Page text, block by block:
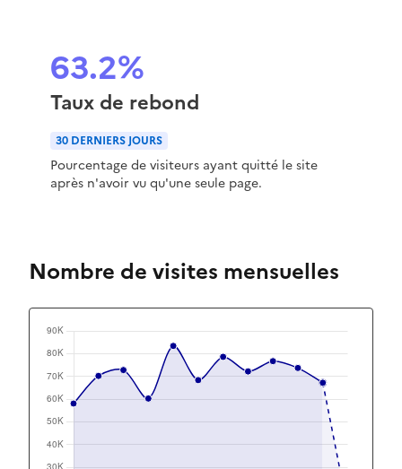
63.2%
Taux de rebond
30 DERNIERS JOURS
Pourcentage de visiteurs ayant quitté le site
après n'avoir vu qu'une seule page.
Nombre de visites mensuelles